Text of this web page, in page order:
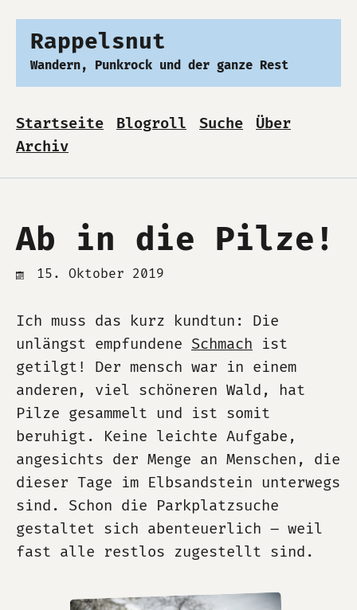
Rappelsnut
Wandern, Punkrock und der ganze Rest
Startseite Blogroll Suche
Über
Archiv
Ab in die Pilze!
15. Oktober 2019
Ich muss das kurz kundtun: Die
unlängst empfundene Schmach ist
getilgt! Der mensch war in einem
anderen, viel schöneren Wald, hat
Pilze gesammelt und ist somit
beruhigt. Keine leichte Aufgabe,
angesichts der Menge an Menschen, die
dieser Tage im Elbsandstein unterwegs
sind. Schon die Parkplatzsuche
gestaltet sich abenteuerlich – weil
fast alle restlos zugestellt sind.